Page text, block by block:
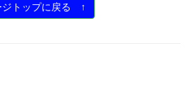
ジトップに戻る ↑